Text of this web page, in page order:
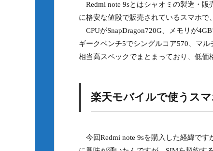
Redmi note 9sとはシャオミの製造・
に格安な値段で販売されているスマホで
CPUがSnapDragon720G、メモリが
ギークベンチ5でシングルコア570、マ
相当高スペックでまとまっており、低価
楽天モバイルで使うス
今回Redmi note 9sを購入した経緯で